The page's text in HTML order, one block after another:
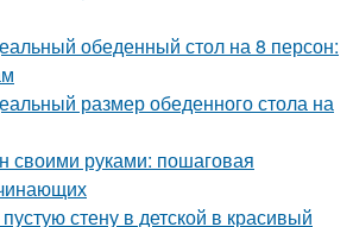
обеденный стол на 8 персон:
размер обеденного стола на
своими руками: пошаговая
стену в детской в красивый